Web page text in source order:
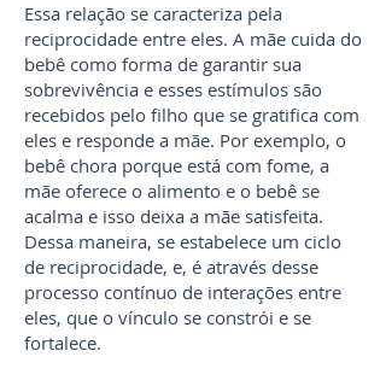
Essa relação se caracteriza pela
reciprocidade entre eles. A mãe cuida do
bebê como forma de garantir sua
sobrevivência e esses estímulos são
recebidos pelo filho que se gratifica com
eles e responde a mãe. Por exemplo, o
bebê chora porque está com fome, a
mãe oferece o alimento e o bebê se
acalma e isso deixa a mãe satisfeita.
Dessa maneira, se estabelece um ciclo
de reciprocidade, e, é através desse
processo contínuo de interações entre
eles, que o vínculo se constrói e se
fortalece.